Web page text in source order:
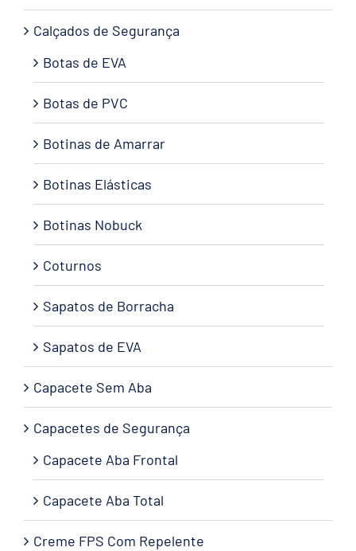
Calçados de Segurança
Botas de EVA
Botas de PVC
Botinas de Amarrar
Botinas Elásticas
Botinas Nobuck
Coturnos
Sapatos de Borracha
Sapatos de EVA
Capacete Sem Aba
Capacetes de Segurança
Capacete Aba Frontal
Capacete Aba Total
Creme FPS Com Repelente